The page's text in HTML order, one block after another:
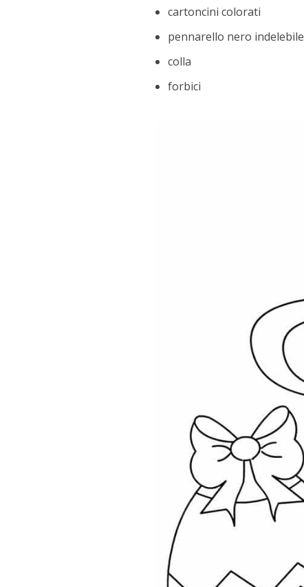
cartoncini colorati
pennarello nero indelebile
colla
forbici